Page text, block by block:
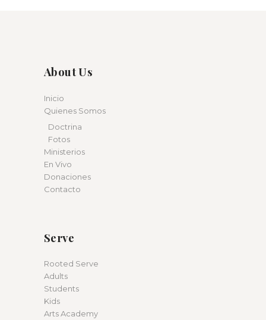
About Us
Inicio
Quienes Somos
Doctrina
Fotos
Ministerios
En Vivo
Donaciones
Contacto
Serve
Rooted Serve
Adults
Students
Kids
Arts Academy